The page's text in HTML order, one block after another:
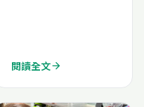
0)
閱讀全文arrow_forward